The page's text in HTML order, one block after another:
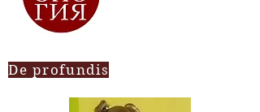
De profundis